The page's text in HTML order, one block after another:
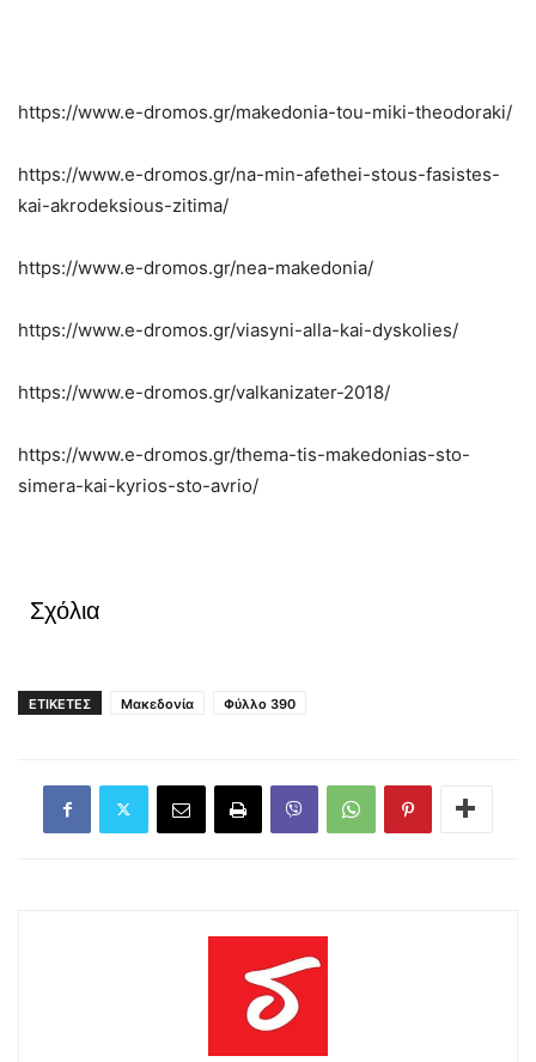
https://www.e-dromos.gr/makedonia-tou-miki-theodoraki/
https://www.e-dromos.gr/na-min-afethei-stous-fasistes-
kai-akrodeksious-zitima/
https://www.e-dromos.gr/nea-makedonia/
https://www.e-dromos.gr/viasyni-alla-kai-dyskolies/
https://www.e-dromos.gr/valkanizater-2018/
https://www.e-dromos.gr/thema-tis-makedonias-sto-
simera-kai-kyrios-sto-avrio/
Σχόλια
ΕΤΙΚΕΤΕΣ Μακεδονία Φύλλο 390